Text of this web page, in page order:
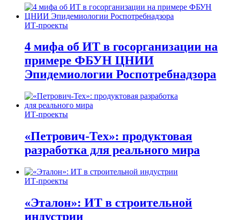
ИТ-проекты
4 мифа об ИТ в госорганизации на
примере ФБУН ЦНИИ
Эпидемиологии Роспотребнадзора
ИТ-проекты
«Петрович-Тех»: продуктовая
разработка для реального мира
ИТ-проекты
«Эталон»: ИТ в строительной
индустрии